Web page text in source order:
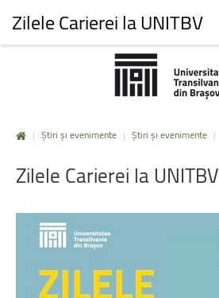
| Știri și evenimente | Știri și evenimente |
Zilele Carierei la UNITBV
Zilele Carierei la UNITBV